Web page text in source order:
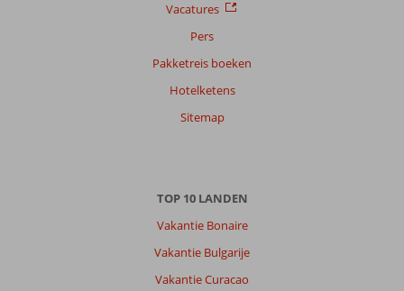
Vacatures
Pers
Pakketreis boeken
Hotelketens
Sitemap
TOP 10 LANDEN
Vakantie Bonaire
Vakantie Bulgarije
Vakantie Curacao